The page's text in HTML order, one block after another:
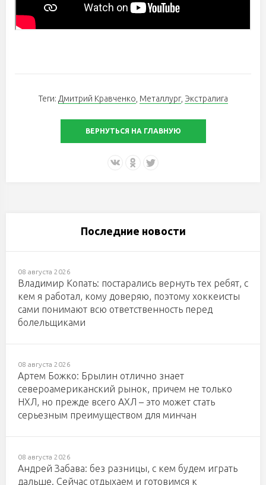
Теги: Дмитрий Кравченко Металлург, Экстралига
ВЕРНУТЬСЯ НА ГЛАВНУЮ
Последние новости
08 августа 2026
Владимир Копать: постарались вернуть тех ребят, с
кем я работал, кому доверяю, поэтому хоккеисты
сами понимают всю ответственность перед
болельщиками
08 августа 2026
Артем Божко: Брылин отлично знает
североамериканский рынок, причем не только
НХЛ, но прежде всего АХЛ – это может стать
серьезным преимуществом для минчан
08 августа 2026
Андрей Забава: без разницы, с кем будем играть
дальше. Сейчас отдыхаем и готовимся к